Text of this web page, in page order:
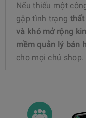
Nếu thiếu một
gặp tình trạng
và khó mở rộng
mềm quản lý bán
cho mọi chủ shop.